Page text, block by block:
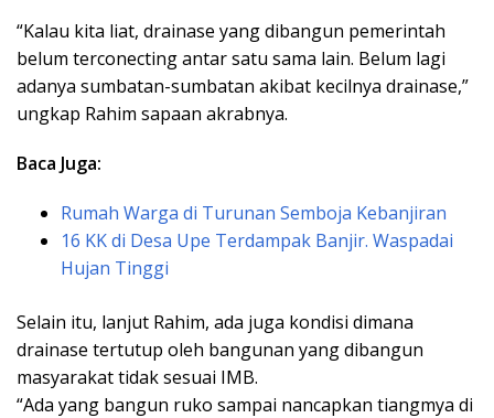
“Kalau kita liat, drainase yang dibangun pemerintah
belum terconecting antar satu sama lain. Belum lagi
adanya sumbatan-sumbatan akibat kecilnya drainase,”
ungkap Rahim sapaan akrabnya.
Baca Juga:
Rumah Warga di Turunan Semboja Kebanjiran
16 KK di Desa Upe Terdampak Banjir. Waspadai
Hujan Tinggi
Selain itu, lanjut Rahim, ada juga kondisi dimana
drainase tertutup oleh bangunan yang dibangun
masyarakat tidak sesuai IMB.
“Ada yang bangun ruko sampai nancapkan tiangmya di